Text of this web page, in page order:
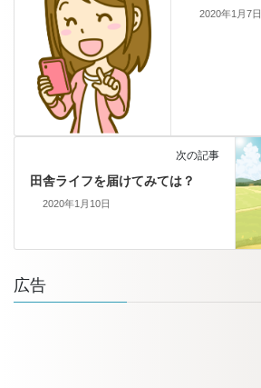
2020年1月7日
次の記事
田舎ライフを届けてみては？
2020年1月10日
広告